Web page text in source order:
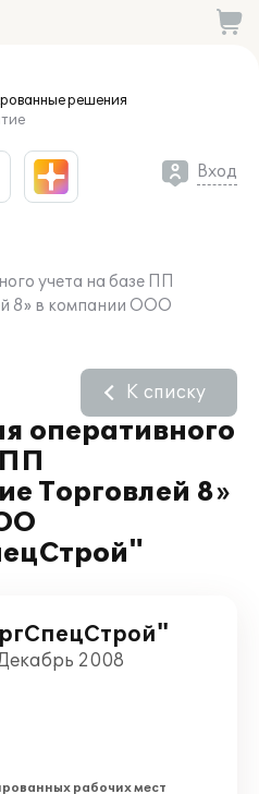
решения
Вход
учета на базе ПП
8» в компании ООО
оперативного
ПП
Торговлей 8»
К списку
2008
рабочих мест